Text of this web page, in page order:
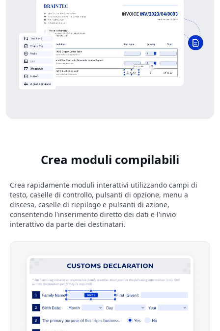
Crea moduli compilabili
Crea rapidamente moduli interattivi utilizzando campi di
testo, caselle di controllo, pulsanti di opzione, menu a
discesa, caselle di riepilogo e pulsanti di azione,
consentendo l'inserimento diretto dei dati e l'invio
interattivo da parte dei destinatari.